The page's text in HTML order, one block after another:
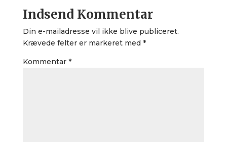
Indsend Kommentar
Din e-mailadresse vil ikke blive publiceret.
Krævede felter er markeret med *
Kommentar *